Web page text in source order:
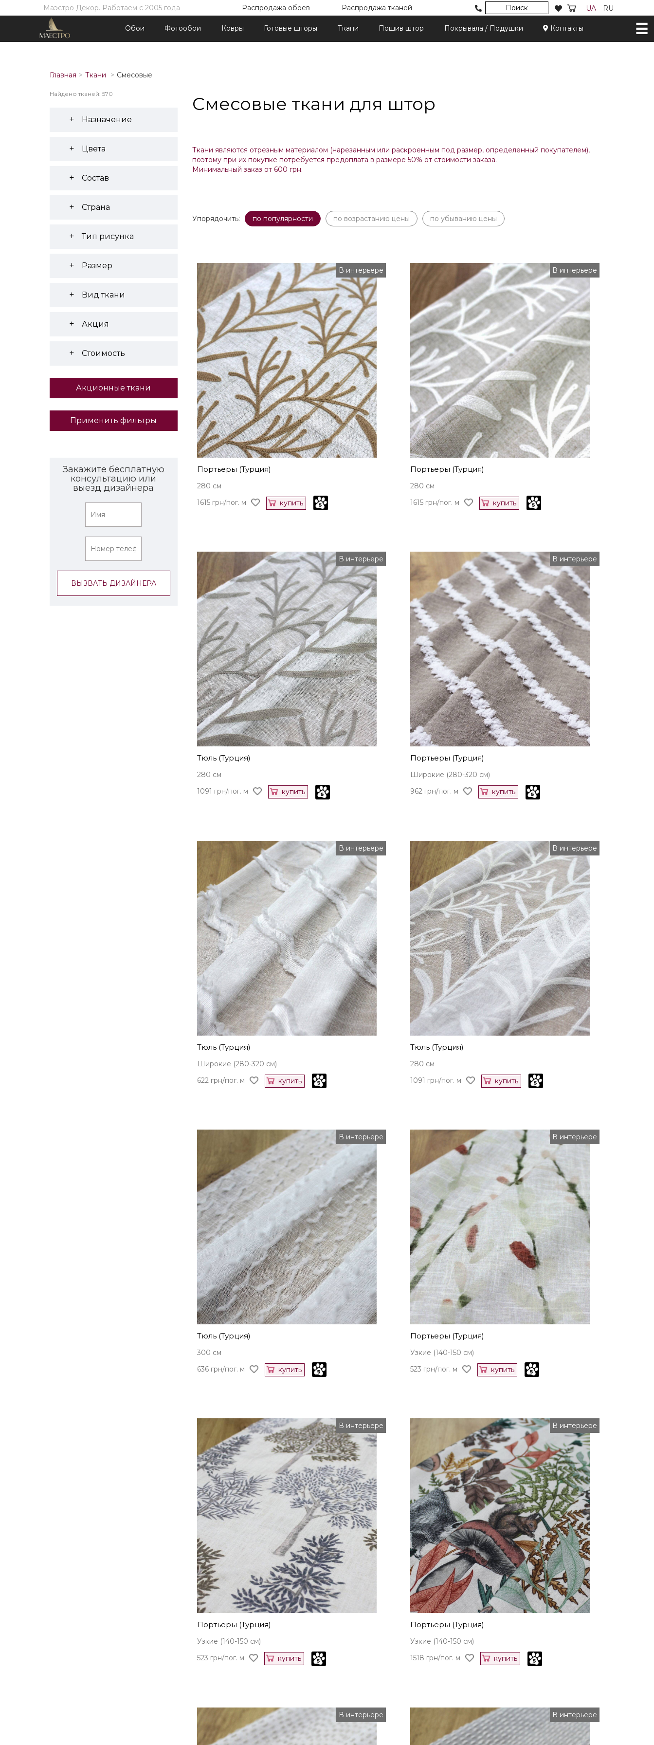
Маэстро Декор. Работаем с 2005 года Распродажа обоев Распродажа тканей Поиск UA RU
Обои Фотообои Ковры Готовые шторы Ткани Пошив штор Покрывала / Подушки Контакты
Главная Ткани Смесовые
Найдено тканей: 570
Назначение
Цвета
Состав
Страна
Тип рисунка
Размер
Вид ткани
Акция
Стоимость
Акционные ткани
Применить фильтры
Закажите бесплатную
консультацию или
выезд дизайнера
Смесовые ткани для штор
Ткани являются отрезным материалом (нарезанным или раскроенным под размер, определенный покупателем),
поэтому при их покупке потребуется предоплата в размере 50% от стоимости заказа.
Минимальный заказ от 600 грн.
Упорядочить: по популярности по возрастанию цены по убыванию цены
В интерьере
Портьеры (Турция)
280 см
1615 грн/пог. м
купить
В интерьере
Портьеры (Турция)
280 см
1615 грн/пог. м
купить
В интерьере
Тюль (Турция)
280 см
1091 грн/пог. м
купить
В интерьере
Портьеры (Турция)
Широкие (280-320 см)
962 грн/пог. м
купить
В интерьере
Тюль (Турция)
Широкие (280-320 см)
622 грн/пог. м
купить
В интерьере
Тюль (Турция)
280 см
1091 грн/пог. м
купить
В интерьере
Тюль (Турция)
300 см
636 грн/пог. м
купить
В интерьере
Портьеры (Турция)
Узкие (140-150 см)
523 грн/пог. м
купить
В интерьере
Портьеры (Турция)
Узкие (140-150 см)
523 грн/пог. м
купить
В интерьере
Портьеры (Турция)
Узкие (140-150 см)
1518 грн/пог. м
купить
В интерьере В интерьере